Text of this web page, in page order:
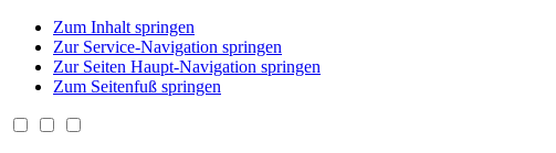
Zum Inhalt springen
Zur Service-Navigation springen
Zur Seiten Haupt-Navigation springen
Zum Seitenfuß springen